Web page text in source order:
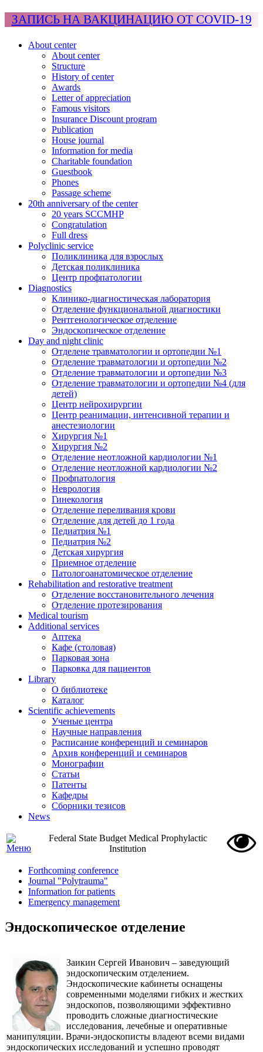
ЗАПИСЬ НА ВАКЦИНАЦИЮ ОТ COVID-19
About center
About center
Structure
History of center
Awards
Letter of appreciation
Famous visitors
Insurance Discount program
Publication
House journal
Information for media
Charitable foundation
Guestbook
Phones
Passage scheme
20th anniversary of the center
20 years SCCMHP
Congratulation
Full dress
Polyclinic service
Поликлиника для взрослых
Детская поликлиника
Центр профпатологии
Diagnostics
Клинико-диагностическая лаборатория
Отделение функциональной диагностики
Рентгенологическое отделение
Эндоскопическое отделение
Day and night clinic
Отделене травматологии и ортопедии №1
Отделение травматологии и ортопедии №2
Отделение травматологии и ортопедии №3
Отделение травматологии и ортопедии №4 (для
детей)
Центр нейрохирургии
Центр реанимации, интенсивной терапии и
анестезиологии
Хирургия №1
Хирургия №2
Отделение неотложной кардиологии №1
Отделение неотложной кардиологии №2
Профпатология
Неврология
Гинекология
Отделение переливания крови
Отделение для детей до 1 года
Педиатрия №1
Педиатрия №2
Детская хирургия
Приемное отделение
Патологоанатомическое отделение
Rehabilitation and restorative treatment
Отделение восстановительного лечения
Отделение протезирования
Medical tourism
Additional services
Аптека
Кафе (столовая)
Парковая зона
Парковка для пациентов
Library
О библиотеке
Каталог
Scientific achievements
Ученые центра
Научные направления
Расписание конференций и семинаров
Архив конференций и семинаров
Монографии
Статьи
Патенты
Кафедры
Сборники тезисов
News
Federal State Budget Medical Prophylactic
Institution
Forthcoming conference
Journal "Polytrauma"
Information for patients
Emergency management
Эндоскопическое отделение
Заикин Сергей Иванович – заведующий
эндоскопическим отделением.
Эндоскопические кабинеты оснащены
современными моделями гибких и жестких
эндоскопов, позволяющими эффективно
проводить сложные диагностические
исследования, лечебные и оперативные
манипуляции. Врачи-эндоскописты владеют всеми видами
эндоскопических исследований и успешно проводят